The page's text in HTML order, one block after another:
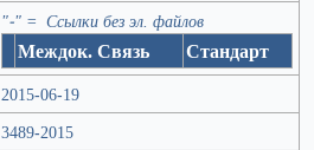
"-" = Ссылки без эл. файлов
Междок. Связь Стандарт
2015-06-19
3489-2015